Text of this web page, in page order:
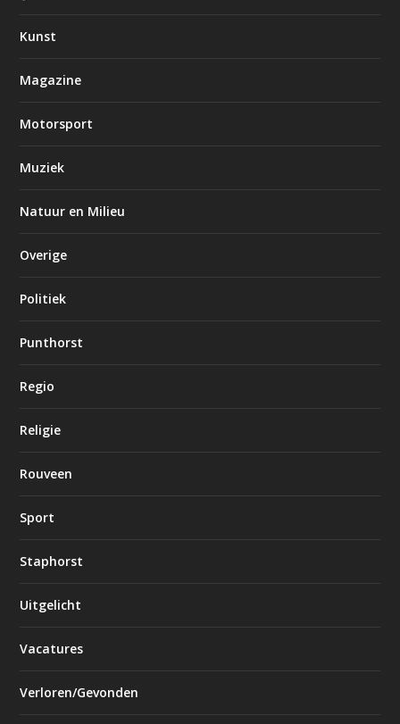
Kunst
Magazine
Motorsport
Muziek
Natuur en Milieu
Overige
Politiek
Punthorst
Regio
Religie
Rouveen
Sport
Staphorst
Uitgelicht
Vacatures
Verloren/Gevonden